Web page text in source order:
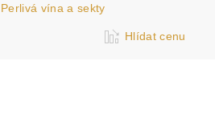
Perlivá vína a sekty
Hlídat cenu